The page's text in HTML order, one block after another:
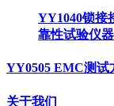
YY1040锁接
靠性试验仪器
YY0505 EMC测试
关于我们